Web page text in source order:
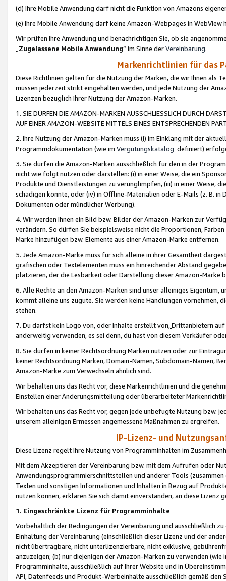
(d) Ihre Mobile Anwendung darf nicht die Funktion von Amazons
(e) Ihre Mobile Anwendung darf keine Amazon-Webpages in WebView
Wir prüfen Ihre Anwendung und benachrichtigen Sie, ob sie
„Zugelassene Mobile Anwendung“ im Sinne derVereinbarung.
Markenrichtlinien für das
Diese Richtlinien gelten für die Nutzung der Marken, die wir Ihnen als
müssen jederzeit strikt eingehalten werden, und jede Nutzung der
Lizenzen bezüglich Ihrer Nutzung der Amazon-Marken.
1. SIE DÜRFEN DIE AMAZON-MARKEN AUSSCHLIESSLICH DURCH
AUF EINER AMAZON-WEBSITE MITTELS EINES ENTSPRECHENDEN
2. Ihre Nutzung der Amazon-Marken muss (i) im Einklang mit der
Programmdokumentation (wie im Vergütungskatalog definiert)
3. Sie dürfen die Amazon-Marken ausschließlich für den in der
nicht wie folgt nutzen oder darstellen: (i) in einer Weise, die ein
Produkte und Dienstleistungen zu verunglimpfen, (iii) in einer Weise,
schädigen könnte, oder (iv) in Offline-Materialien oder E-Mails (z. B. in
Dokumenten oder mündlicher Werbung).
4. Wir werden Ihnen ein Bild bzw. Bilder der Amazon-Marken zur
verändern. So dürfen Sie beispielsweise nicht die Proportionen,
Marke hinzufügen bzw. Elemente aus einer Amazon-Marke entfernen.
5. Jede Amazon-Marke muss für sich alleine in ihrer Gesamtheit
grafischen oder Textelementen muss ein hinreichender Abstand
platzieren, der die Lesbarkeit oder Darstellung dieser Amazon-Marke
6. Alle Rechte an den Amazon-Marken sind unser alleiniges
kommt alleine uns zugute. Sie werden keine Handlungen vornehmen,
stehen.
7. Du darfst kein Logo von, oder Inhalte erstellt von,Drittanbietern auf
anderweitig verwenden, es sei denn, du hast von diesem Verkäufer
8. Sie dürfen in keiner Rechtsordnung Marken nutzen oder zur
keiner Rechtsordnung Marken, Domain-Namen, Subdomain-Namen,
Amazon-Marke zum Verwechseln ähnlich sind.
Wir behalten uns das Recht vor, diese Markenrichtlinien und die
Einstellen einer Änderungsmitteilung oder überarbeiteter
Wir behalten uns das Recht vor, gegen jede unbefugte Nutzung bzw.
unserem alleinigen Ermessen angemessene Maßnahmen zu ergreifen.
IP-Lizenz- und
Diese Lizenz regelt Ihre Nutzung von Programminhalten im
Mit dem Akzeptieren der Vereinbarung bzw. mit dem Aufrufen oder
Anwendungsprogrammierschnittstellen und anderer Tools (zusammen
Texten und sonstigen Informationen und Inhalten in Bezug auf
nutzen können, erklären Sie sich damit einverstanden, an diese Lizenz
1. Eingeschränkte Lizenz für Programminhalte
Vorbehaltlich der Bedingungen der Vereinbarung und ausschließlich
Einhaltung der Vereinbarung (einschließlich dieser Lizenz und der
nicht übertragbare, nicht unterlizenzierbare, nicht exklusive,
anzuzeigen; (b) nur diejenigen der Amazon-Marken zu verwenden
Programminhalte, ausschließlich auf Ihrer Website und in
API, Datenfeeds und Produkt-Werbeinhalte ausschließlich gemäß